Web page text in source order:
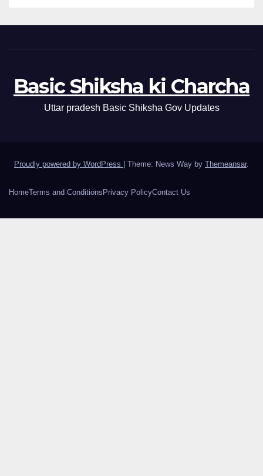
Basic Shiksha ki Charcha
Uttar pradesh Basic Shiksha Gov Updates
Proudly powered by WordPress | Theme: News Way by Themeansar.
HomeTerms and Conditions Privacy PolicyContact Us